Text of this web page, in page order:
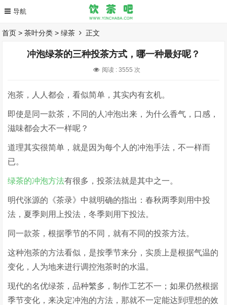
首页 >茶叶分类 >绿茶 正文
冲泡绿茶的三种投茶方式，哪一种最好呢？
阅读 :3555 次
泡茶，人人都会，看似简单，其实内有玄机。
即使是同一款茶，不同的人冲泡出来，为什么香气，口感，
滋味都会大不一样呢？
道理其实很简单，就是因为每个人的冲泡手法，不一样而
已。
绿茶的冲泡方法有很多，投茶法就是其中之一。
明代张源的《茶录》中就明确的指出：春秋两季则用中投
法，夏季则用上投法，冬季则用下投法。
同一款茶，根据季节的不同，就有不同的投茶方法。
这种泡茶的方法看似，是按季节来分，实质上是根据气温的
变化，人为地来进行调控泡茶时的水温。
现代的名优绿茶，品种繁多，制作工艺不一；如果仍然根据
季节变化，来决定冲泡的方法，那就不一定能达到理想的效